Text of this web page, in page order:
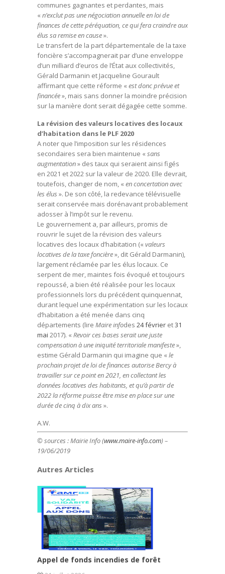
communes gagnantes et perdantes, mais
« n’exclut pas une négociation annuelle en loi de
finances de cette péréquation, ce qui fera craindre aux
élus sa remise en cause».
Le transfert de la part départementale de la taxe
foncière s’accompagnerait par d’une enveloppe
d’un milliard d’euros de l’État aux collectivités,
Gérald Darmanin et Jacqueline Gourault
affirmant que cette réforme « est donc prévue et
financée», mais sans donner la moindre précision
sur la manière dont serait dégagée cette somme.
La révision des valeurs locatives des locaux
d’habitation dans le PLF 2020
A noter que l’imposition sur les résidences
secondaires sera bien maintenue « sans
augmentation» des taux qui seraient ainsi figés
en 2021 et 2022 sur la valeur de 2020. Elle devrait,
toutefois, changer de nom, « en concertation avec
les élus ». De son côté, la redevance télévisuelle
serait conservée mais dorénavant probablement
adosser à l’impôt sur le revenu.
Le gouvernement a, par ailleurs, promis de
rouvrir le sujet de la révision des valeurs
locatives des locaux d’habitation (« valeurs
locatives de la taxe foncière», dit Gérald Darmanin),
largement réclamée par les élus locaux. Ce
serpent de mer, maintes fois évoqué et toujours
repoussé, a bien été réalisée pour les locaux
professionnels lors du précédent quinquennat,
durant lequel une expérimentation sur les locaux
d’habitation a été menée dans cinq
départements (lire Maire infodes 24 février et31
mai 2017). « Revoir ces bases serait une juste
compensation à une iniquité territoriale manifeste»,
estime Gérald Darmanin qui imagine que « le
prochain projet de loi de finances autorise Bercy à
travailler sur ce point en 2021, en collectant les
données locatives des habitants, et qu’à partir de
2022 la réforme puisse être mise en place sur une
durée de cinq à dix ans ».
A.W.
© sources : Mairie Info (www.maire-info.com) –
19/06/2019
Autres Articles
Appel de fonds incendies de forêt